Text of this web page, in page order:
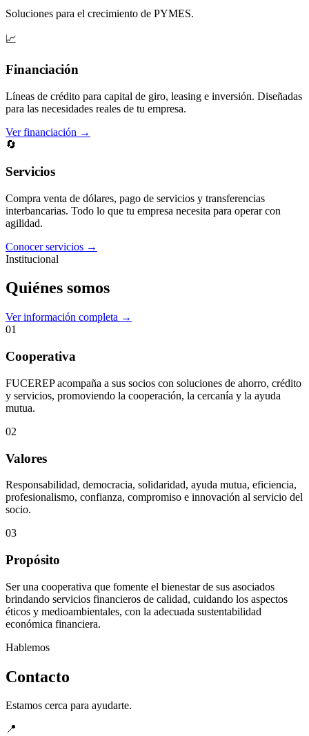
Soluciones para el crecimiento de PYMES.
📈
Financiación
Líneas de crédito para capital de giro, leasing e inversión. Diseñadas
para las necesidades reales de tu empresa.
Ver financiación →
🔄
Servicios
Compra venta de dólares, pago de servicios y transferencias
interbancarias. Todo lo que tu empresa necesita para operar con
agilidad.
Conocer servicios →
Institucional
Quiénes somos
Ver información completa →
01
Cooperativa
FUCEREP acompaña a sus socios con soluciones de ahorro, crédito
y servicios, promoviendo la cooperación, la cercanía y la ayuda
mutua.
02
Valores
Responsabilidad, democracia, solidaridad, ayuda mutua, eficiencia,
profesionalismo, confianza, compromiso e innovación al servicio del
socio.
03
Propósito
Ser una cooperativa que fomente el bienestar de sus asociados
brindando servicios financieros de calidad, cuidando los aspectos
éticos y medioambientales, con la adecuada sustentabilidad
económica financiera.
Hablemos
Contacto
Estamos cerca para ayudarte.
📍